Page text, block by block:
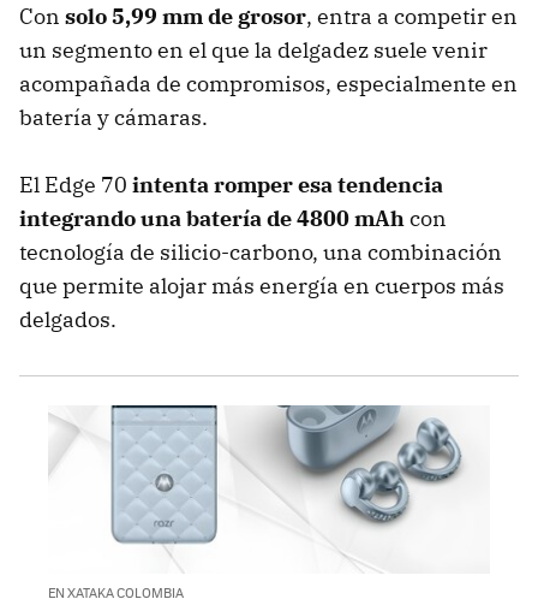
Con solo 5,99 mm de grosor, entra a competir en
un segmento en el que la delgadez suele venir
acompañada de compromisos, especialmente en
batería y cámaras.
El Edge 70 intenta romper esa tendencia
integrando una batería de 4800 mAhcon
tecnología de silicio-carbono, una combinación
que permite alojar más energía en cuerpos más
delgados.
EN XATAKA COLOMBIA